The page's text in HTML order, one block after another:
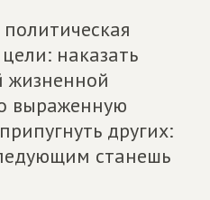
наказать
жизненной
выраженную
других:
станешь